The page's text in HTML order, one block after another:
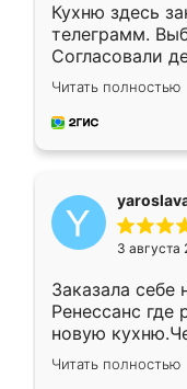
Кухню здесь
телеграмм.
Согласовали
недели кухня
довольны
мебель за
Читать полностью
3 августа
Заказала
Ренессанс где
новую
вполне
два года,
Читать полностью